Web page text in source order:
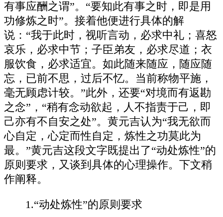
有事应酬之谓”。“要知此有事之时，即是用
功修炼之时”。接着他便进行具体的解
说：“我于此时，视听言动，必求中礼；喜怒
哀乐，必求中节；子臣弟友，必求尽道；衣
服饮食，必求适宜。如此随来随应，随应随
忘，已前不思，过后不忆。当前称物平施，
毫无顾虑计较。”此外，还要“对境而有返勘
之念”，“稍有念动欲起，人不指责于己，即
己亦有不自安之处”。黄元吉认为“我无欲而
心自定，心定而性自定，炼性之功莫此为
最。”黄元吉这段文字既提出了“动处炼性”的
原则要求，又谈到具体的心理操作。下文稍
作阐释。
1.“动处炼性”的原则要求